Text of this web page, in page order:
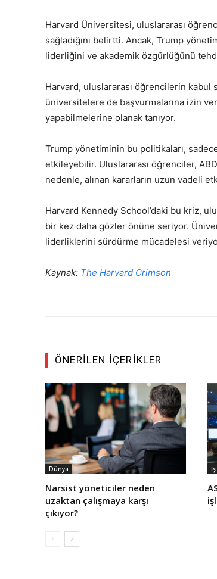
Harvard Üniversitesi, uluslararası
sağladığını belirtti. Ancak, Trump
liderliğini ve akademik özgürlüğünü
Harvard, uluslararası öğrencilerin
üniversitelere de başvurmalarına izin
yapabilmelerine olanak tanıyor.
Trump yönetiminin bu politikaları,
etkileyebilir. Uluslararası öğrenciler,
nedenle, alınan kararların uzun vadeli
Harvard Kennedy School’daki bu kriz,
bir kez daha gözler önüne seriyor.
liderliklerini sürdürme mücadelesi
Kaynak: The Harvard Crimson
ÖNERILEN İÇERIKLER
Dünya
Narsist yöneticiler neden
uzaktan çalışmaya karşı
çıkıyor?